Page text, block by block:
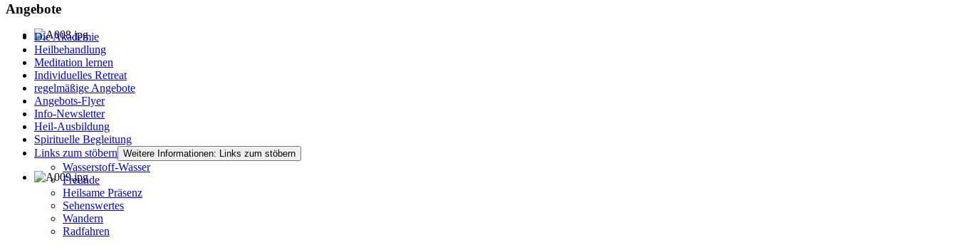
Angebote
Die Akademie
Heilbehandlung
Meditation lernen
Individuelles Retreat
regelmäßige Angebote
Angebots-Flyer
Info-Newsletter
Heil-Ausbildung
Spirituelle Begleitung
Links zum stöbern Weitere Informationen: Links zum stöbern
Wasserstoff-Wasser
Freunde
Heilsame Präsenz
Sehenswertes
Wandern
Radfahren